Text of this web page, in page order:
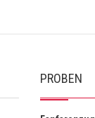
PROBEN